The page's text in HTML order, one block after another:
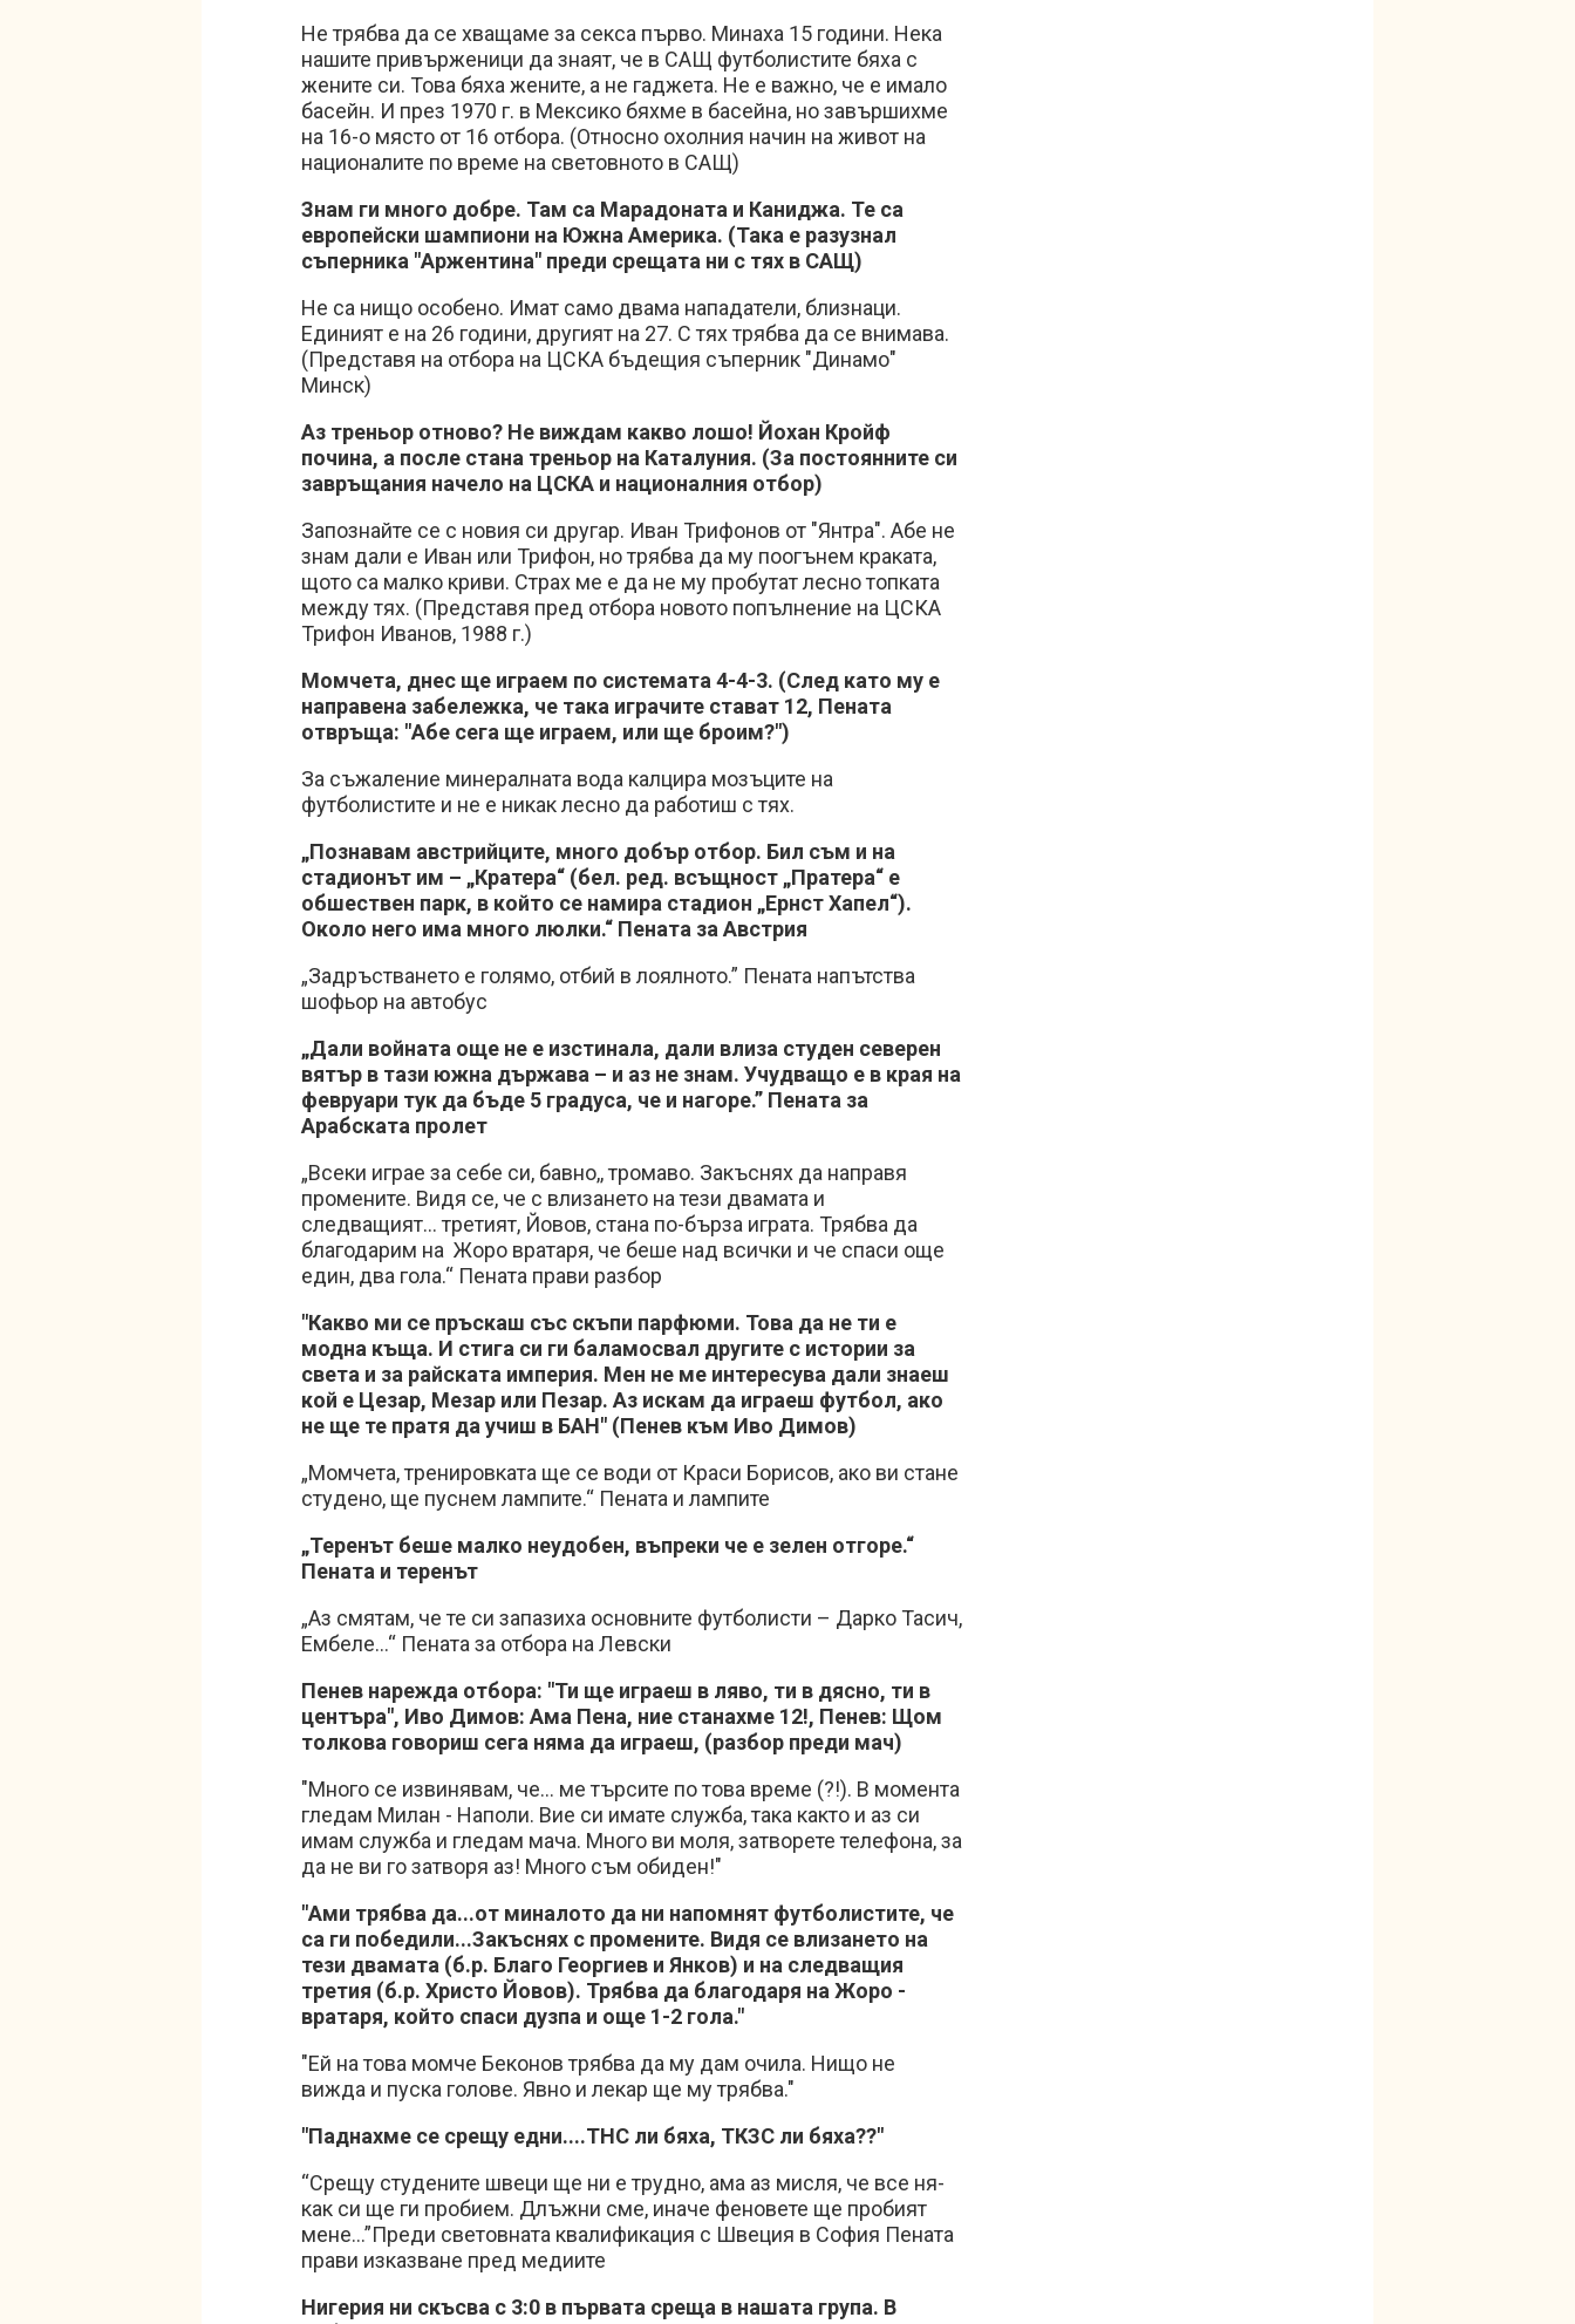
Не трябва да се хващаме за секса първо. Минаха 15 години. Нека
нашите привърженици да знаят, че в САЩ футболистите бяха с
жените си. Това бяха жените, а не гаджета. Не е важно, че е имало
басейн. И през 1970 г. в Мексико бяхме в басейна, но завършихме
на 16-о място от 16 отбора. (Относно охолния начин на живот на
националите по време на световното в САЩ)
Знам ги много добре. Там са Марадоната и Каниджа. Те са
европейски шампиони на Южна Америка. (Така е разузнал
съперника "Аржентина" преди срещата ни с тях в САЩ)
Не са нищо особено. Имат само двама нападатели, близнаци.
Единият е на 26 години, другият на 27. С тях трябва да се внимава.
(Представя на отбора на ЦСКА бъдещия съперник "Динамо"
Минск)
Аз треньор отново? Не виждам какво лошо! Йохан Кройф
почина, а после стана треньор на Каталуния. (За постоянните си
завръщания начело на ЦСКА и националния отбор)
Запознайте се с новия си другар. Иван Трифонов от "Янтра". Абе не
знам дали е Иван или Трифон, но трябва да му поогънем краката,
щото са малко криви. Страх ме е да не му пробутат лесно топката
между тях. (Представя пред отбора новото попълнение на ЦСКА
Трифон Иванов, 1988 г.)
Момчета, днес ще играем по системата 4-4-3. (След като му е
направена забележка, че така играчите стават 12, Пената
отвръща: "Абе сега ще играем, или ще броим?")
За съжаление минералната вода калцира мозъците на
футболистите и не е никак лесно да работиш с тях.
„Познавам австрийците, много добър отбор. Бил съм и на
стадионът им – „Кратера“ (бел. ред. всъщност „Пратера“ е
обшествен парк, в който се намира стадион „Ернст Хапел“).
Около него има много люлки.“ Пената за Австрия
„Задръстването е голямо, отбий в лоялното.” Пената напътства
шофьор на автобус
„Дали войната още не е изстинала, дали влиза студен северен
вятър в тази южна държава – и аз не знам. Учудващо е в края на
февруари тук да бъде 5 градуса, че и нагоре.” Пената за
Арабската пролет
„Всеки играе за себе си, бавно,, тромаво. Закъснях да направя
промените. Видя се, че с влизането на тези двамата и
следващият… третият, Йовов, стана по-бърза играта. Трябва да
благодарим нa Жоро вратаря, че беше над всички и че спаси още
един, два гола.“ Пената прави разбор
"Какво ми се пръскаш със скъпи парфюми. Това да не ти е
модна къща. И стига си ги баламосвал другите с истории за
света и за райската империя. Мен не ме интересува дали знаеш
кой е Цезар, Мезар или Пезар. Аз искам да играеш футбол, ако
не ще те пратя да учиш в БАН" (Пенев към Иво Димов)
„Момчета, тренировката ще се води от Краси Борисов, ако ви стане
студено, ще пуснем лампите.“ Пената и лампите
„Теренът беше малко неудобен, въпреки че е зелен отгоре.“
Пената и теренът
„Аз смятам, че те си запазиха основните футболисти – Дарко Тасич,
Ембеле…“ Пената за отбора на Левски
Пенев нарежда отбора: "Ти ще играеш в ляво, ти в дясно, ти в
центъра", Иво Димов: Ама Пена, ние станахме 12!, Пенев: Щом
толкова говориш сега няма да играеш, (разбор преди мач)
"Много се извинявам, че... ме търсите по това време (?!). В момента
гледам Милан - Наполи. Вие си имате служба, така както и аз си
имам служба и гледам мача. Много ви моля, затворете телефона, за
да не ви го затворя аз! Много съм обиден!"
"Ами трябва да...от миналото да ни напомнят футболистите, че
са ги победили...Закъснях с промените. Видя се влизането на
тези двамата (б.р. Благо Георгиев и Янков) и на следващия
третия (б.р. Христо Йовов). Трябва да благодаря на Жоро -
вратаря, който спаси дузпа и още 1-2 гола."
"Ей на това момче Беконов трябва да му дам очила. Нищо не
вижда и пуска голове. Явно и лекар ще му трябва."
"Паднахме се срещу едни....ТНС ли бяха, ТКЗС ли бяха??"
“Сре­щу сту­де­ни­те шве­ци ще ни е труд­но, ама аз мисля, че все ня­
как си ще ги про­би­ем. Длъж­ни сме, ина­че фе­но­ве­те ще про­би­ят
ме­не...”Пре­ди све­тов­на­та ква­ли­фи­ка­ция с Шве­ция в Со­фия Пе­на­та
пра­ви из­каз­ва­не пред ме­ди­и­те
Нигерия ни скъсва с 3:0 в първата среща в нашата група. В